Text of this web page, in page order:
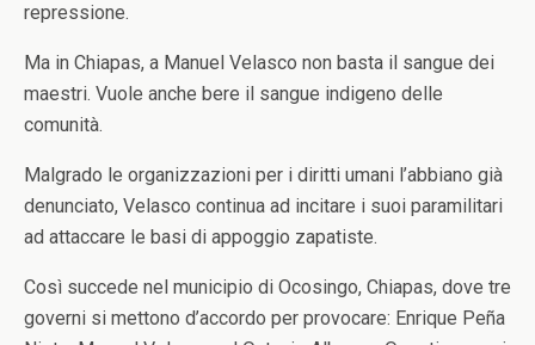
repressione.
Ma in Chiapas, a Manuel Velasco non basta il sangue dei
maestri. Vuole anche bere il sangue indigeno delle
comunità.
Malgrado le organizzazioni per i diritti umani l’abbiano già
denunciato, Velasco continua ad incitare i suoi paramilitari
ad attaccare le basi di appoggio zapatiste.
Così succede nel municipio di Ocosingo, Chiapas, dove tre
governi si mettono d’accordo per provocare: Enrique Peña